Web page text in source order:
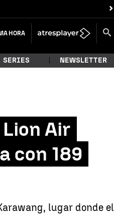
HORA
SERIES NEWSLETTER
Air
con 189
lugar donde el